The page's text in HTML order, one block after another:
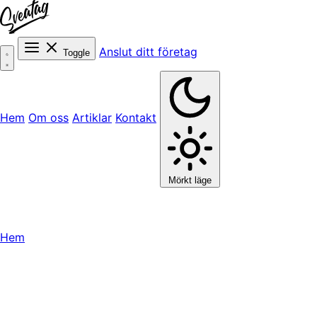
Toggle Anslut ditt företag
Hem Om oss Artiklar Kontakt
Mörkt läge
Hem